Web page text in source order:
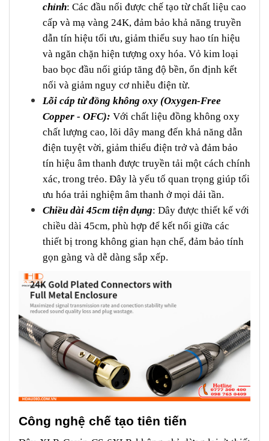
chỉnh: Các đầu nối được chế tạo từ chất liệu cao
cấp và mạ vàng 24K, đảm bảo khả năng truyền
dẫn tín hiệu tối ưu, giảm thiểu suy hao tín hiệu
và ngăn chặn hiện tượng oxy hóa. Vỏ kim loại
bao bọc đầu nối giúp tăng độ bền, ổn định kết
nối và giảm nguy cơ nhiễu điện từ.
Lõi cáp từ đồng không oxy (Oxygen-Free
Copper - OFC): Với chất liệu đồng không oxy
chất lượng cao, lõi dây mang đến khả năng dẫn
điện tuyệt vời, giảm thiểu điện trở và đảm bảo
tín hiệu âm thanh được truyền tải một cách chính
xác, trong trẻo. Đây là yếu tố quan trọng giúp tối
ưu hóa trải nghiệm âm thanh ở mọi dải tần.
Chiều dài 45cm tiện dụng: Dây được thiết kế với
chiều dài 45cm, phù hợp để kết nối giữa các
thiết bị trong không gian hạn chế, đảm bảo tính
gọn gàng và dễ dàng sắp xếp.
Công nghệ chế tạo tiên tiến